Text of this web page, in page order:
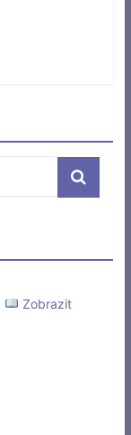
Zobrazit